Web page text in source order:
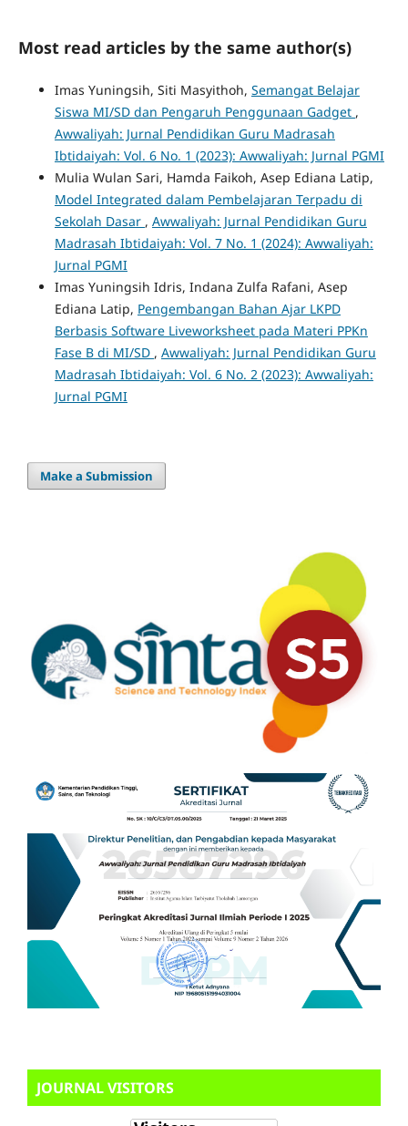
Most read articles by the same author(s)
Imas Yuningsih, Siti Masyithoh, Semangat Belajar
Siswa MI/SD dan Pengaruh Penggunaan Gadget ,
Awwaliyah: Jurnal Pendidikan Guru Madrasah
Ibtidaiyah: Vol. 6 No. 1 (2023): Awwaliyah: Jurnal PGMI
Mulia Wulan Sari, Hamda Faikoh, Asep Ediana Latip,
Model Integrated dalam Pembelajaran Terpadu di
Sekolah Dasar , Awwaliyah: Jurnal Pendidikan Guru
Madrasah Ibtidaiyah: Vol. 7 No. 1 (2024): Awwaliyah:
Jurnal PGMI
Imas Yuningsih Idris, Indana Zulfa Rafani, Asep
Ediana Latip, Pengembangan Bahan Ajar LKPD
Berbasis Software Liveworksheet pada Materi PPKn
Fase B di MI/SD , Awwaliyah: Jurnal Pendidikan Guru
Madrasah Ibtidaiyah: Vol. 6 No. 2 (2023): Awwaliyah:
Jurnal PGMI
Make a Submission
JOURNAL VISITORS